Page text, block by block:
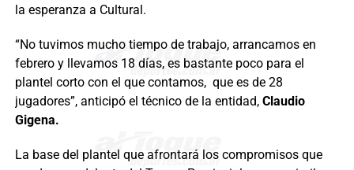
la esperanza a Cultural.
“No tuvimos mucho tiempo de trabajo, arrancamos en
febrero y llevamos 18 días, es bastante poco para el
plantel corto con el que contamos, que es de 28
jugadores”, anticipó el técnico de la entidad, Claudio
Gigena.
La base del plantel que afrontará los compromisos que